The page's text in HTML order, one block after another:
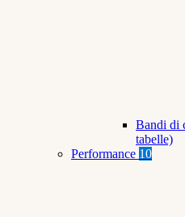
Bandi di
tabelle)
Performance 10